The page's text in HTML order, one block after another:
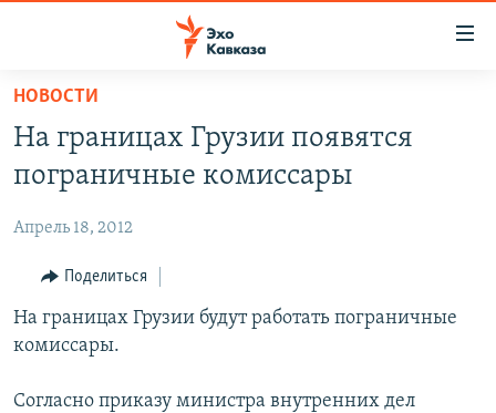
Вернуться
основному
содержанию
Вернутся
навигации
Вернутся
ТБИЛИСИ
СУХУМИ
ЦХИНВАЛИ
ВЕСЬ КАВКАЗ
СЕВЕРНЫЙ КАВКАЗ
АРМЕНИЯ
АЗЕРБАЙДЖАН
ТЕМЫ
ПОЛИТИКА
ЭКОНОМИКА
РУБРИКИ
НЕКРУГЛЫЙ СТОЛ
МУЛЬТИМЕДИА
НОВОСТИ
На границах Грузии появятся
пограничные комиссары
Апрель 18, 2012
Поделиться
На границах Грузии будут работать пограничные
комиссары.
Согласно приказу министра внутренних дел